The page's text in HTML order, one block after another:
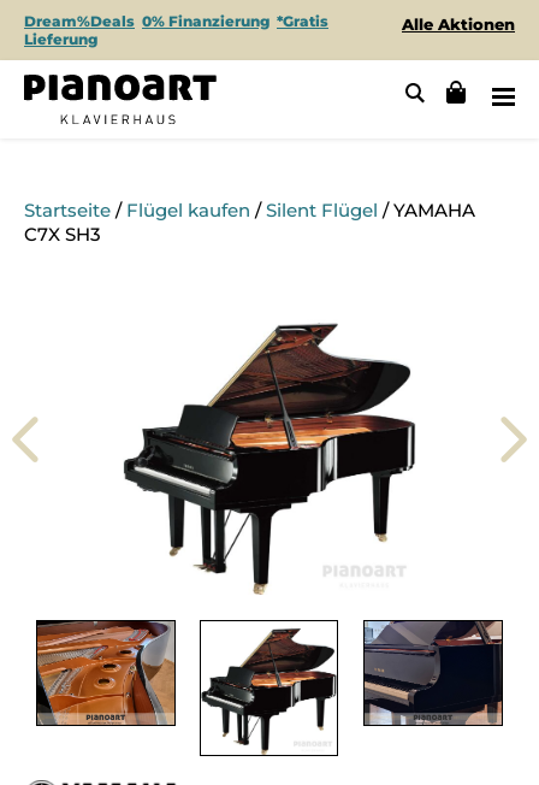
Dream%Deals 0% Finanzierung *Gratis
Lieferung
Alle Aktionen
Startseite / Flügel kaufen /Silent Flügel / YAMAHA
C7X SH3